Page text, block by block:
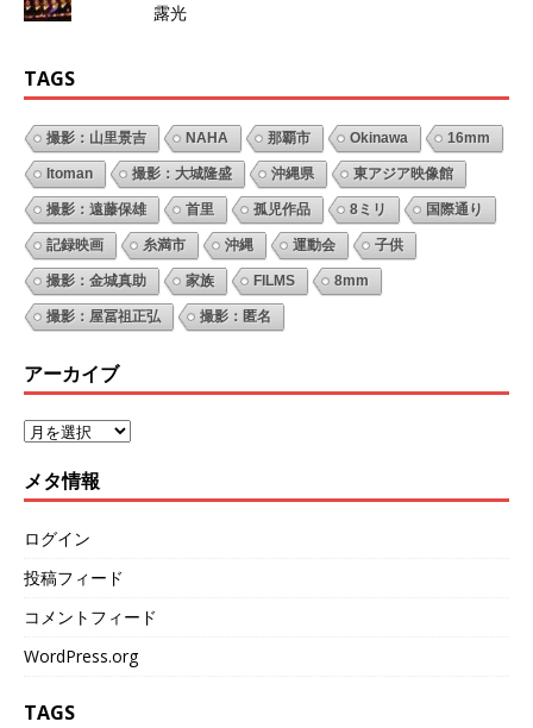
露光
TAGS
撮影：山里景吉 NAHA 那覇市 Okinawa 16mm
Itoman 撮影：大城隆盛 沖縄県 東アジア映像館
撮影：遠藤保雄 首里 孤児作品 8ミリ 国際通り
記録映画 糸満市 沖縄 運動会 子供
撮影：金城真助 家族 FILMS 8mm
撮影：屋冨祖正弘 撮影：匿名
アーカイブ
メタ情報
ログイン
投稿フィード
コメントフィード
WordPress.org
TAGS